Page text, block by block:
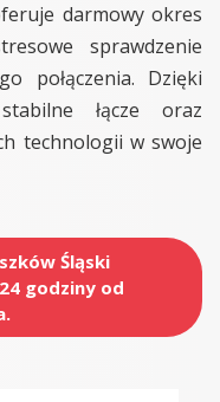
darmowy okres
sprawdzenie
połączenia. Dzięki
łącze oraz
technologii w swoje
Śląski
godziny od